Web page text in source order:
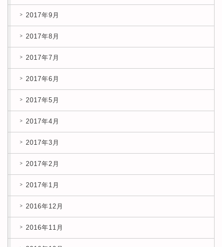
2017年9月
2017年8月
2017年7月
2017年6月
2017年5月
2017年4月
2017年3月
2017年2月
2017年1月
2016年12月
2016年11月